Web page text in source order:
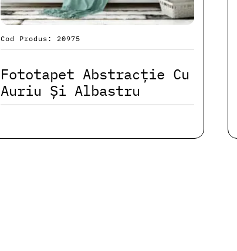
Cod Produs: 20975
Fototapet Abstracție Cu
Auriu Și Albastru